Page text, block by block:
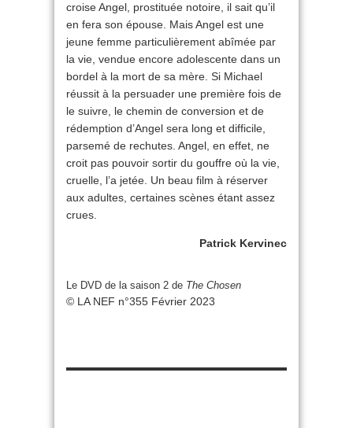
croise Angel, prostituée notoire, il sait qu’il
en fera son épouse. Mais Angel est une
jeune femme particulièrement abîmée par
la vie, vendue encore adolescente dans un
bordel à la mort de sa mère. Si Michael
réussit à la persuader une première fois de
le suivre, le chemin de conversion et de
rédemption d’Angel sera long et difficile,
parsemé de rechutes. Angel, en effet, ne
croit pas pouvoir sortir du gouffre où la vie,
cruelle, l’a jetée. Un beau film à réserver
aux adultes, certaines scènes étant assez
crues.
Patrick Kervinec
Le DVD de la saison 2 de The Chosen
© LA NEF n°355 Février 2023